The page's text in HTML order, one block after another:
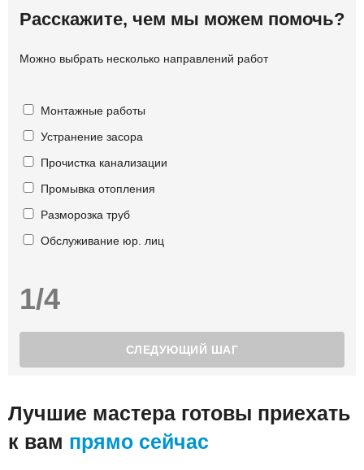
Расскажите, чем мы можем помочь?
Можно выбрать несколько направлений работ
Монтажные работы
Устранение засора
Прочистка канализации
Промывка отопления
Разморозка труб
Обслуживание юр. лиц
1/4
Лучшие мастера готовы приехать
к вам прямо сейчас